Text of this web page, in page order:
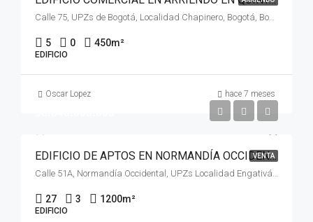
Calle 75, UPZs de Bogotá, Localidad Chapinero, Bogotá, Bogotá, Distrito Capital, RAP (Especial) Central, 110221, Colombia
5 0 450m²
EDIFICIO
Oscar Lopez hace 7 meses
VENTA
EDIFICIO DE APTOS EN NORMANDÍA OCCIDENTAL EN VENTA, ENGATIVA,BOGOTÁ.
Calle 51A, Normandía Occidental, UPZs Localidad Engativá, Localidad Engativá, Bogotá, Bogotá, Distrito Capital, RAP (Especial) Central, 111071, Colombia, Bogotá Distrito Capital - Municipio
27 3 1200m²
EDIFICIO